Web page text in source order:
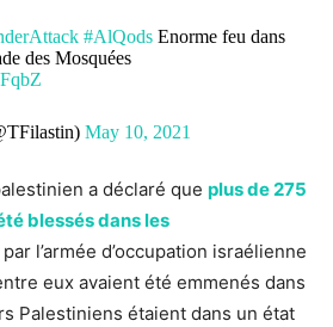
#AlQodsEnorme feu dans
des Mosquées
May 10, 2021
a déclaré que plus de 275
blessés dans les
l’armée d’occupation israélienne
eux avaient été emmenés dans
Palestiniens étaient dans un état